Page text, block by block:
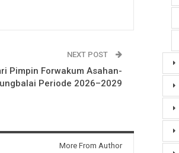
NEXT POST
Pimpin Forwakum Asahan-
Periode 2026–2029
More From Author